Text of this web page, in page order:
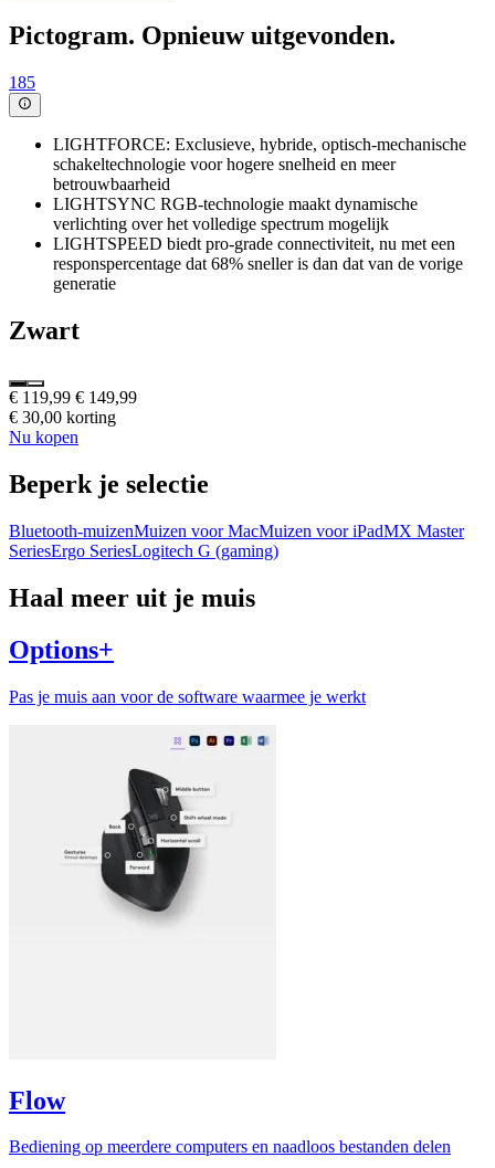
Pictogram. Opnieuw uitgevonden.
185
LIGHTFORCE: Exclusieve, hybride, optisch-mechanische
schakeltechnologie voor hogere snelheid en meer
betrouwbaarheid
LIGHTSYNC RGB-technologie maakt dynamische
verlichting over het volledige spectrum mogelijk
LIGHTSPEED biedt pro-grade connectiviteit, nu met een
responspercentage dat 68% sneller is dan dat van de vorige
generatie
Zwart
€ 119,99 € 149,99
€ 30,00 korting
Nu kopen
Beperk je selectie
Bluetooth-muizenMuizen voor MacMuizen voor iPadMX Master
SeriesErgo SeriesLogitech G (gaming)
Haal meer uit je muis
Options+
Pas je muis aan voor de software waarmee je werkt
Flow
Bediening op meerdere computers en naadloos bestanden delen